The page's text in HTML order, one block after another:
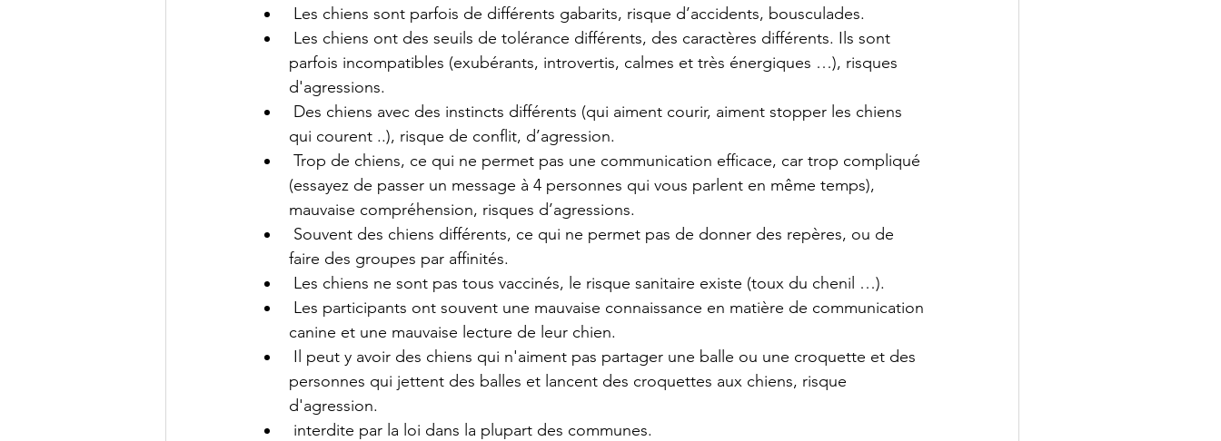
Les chiens sont parfois de différents gabarits, risque d’accidents, bousculades.
Les chiens ont des seuils de tolérance différents, des caractères différents. Ils sont
parfois incompatibles (exubérants, introvertis, calmes et très énergiques …), risques
d'agressions.
Des chiens avec des instincts différents (qui aiment courir, aiment stopper les chiens
qui courent ..), risque de conflit, d’agression.
Trop de chiens, ce qui ne permet pas une communication efficace, car trop compliqué
(essayez de passer un message à 4 personnes qui vous parlent en même temps),
mauvaise compréhension, risques d’agressions.
Souvent des chiens différents, ce qui ne permet pas de donner des repères, ou de
faire des groupes par affinités.
Les chiens ne sont pas tous vaccinés, le risque sanitaire existe (toux du chenil …).
Les participants ont souvent une mauvaise connaissance en matière de communication
canine et une mauvaise lecture de leur chien.
Il peut y avoir des chiens qui n'aiment pas partager une balle ou une croquette et des
personnes qui jettent des balles et lancent des croquettes aux chiens, risque
d'agression.
interdite par la loi dans la plupart des communes.